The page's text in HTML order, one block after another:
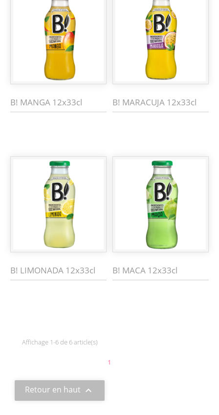
B! MANGA 12x33cl B! MARACUJA 12x33cl
B! LIMONADA 12x33cl B! MACA 12x33cl
Affichage 1-6 de 6 article(s)
1
Retour en haut 